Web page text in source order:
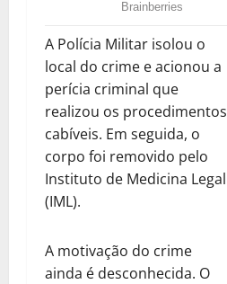
A Polícia Militar isolou o
local do crime e acionou a
perícia criminal que
realizou os procedimentos
cabíveis. Em seguida, o
corpo foi removido pelo
Instituto de Medicina Legal
(IML).
A motivação do crime
ainda é desconhecida. O